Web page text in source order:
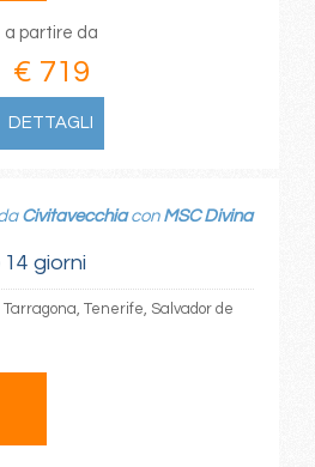
a partire da
€ 719
DETTAGLI
14 giorni
Civitavecchiacon MSC Divina
Tenerife, Salvador de